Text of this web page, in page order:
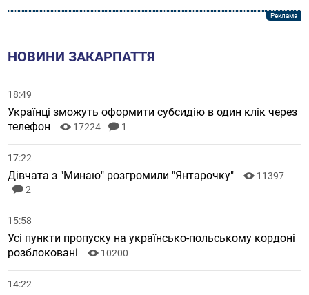
НОВИНИ ЗАКАРПАТТЯ
18:49
Українці зможуть оформити субсидію в один клік через
телефон
17224 1
17:22
Дівчата з "Минаю" розгромили "Янтарочку"
11397
2
15:58
Усі пункти пропуску на українсько-польському кордоні
розблоковані
10200
14:22